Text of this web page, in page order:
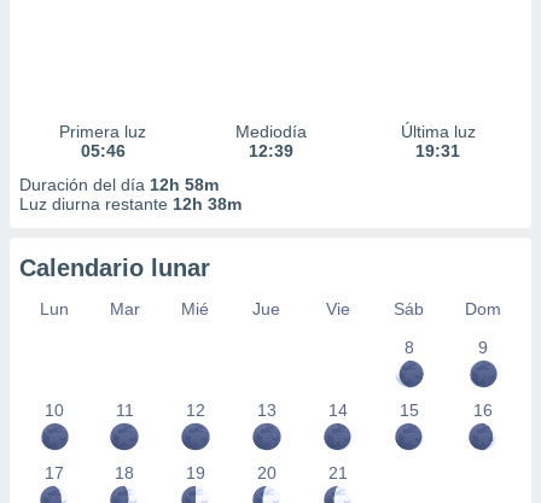
Primera luz
05:46
Mediodía
12:39
Última luz
19:31
Duración del día 12h 58m
Luz diurna restante 12h 38m
Calendario lunar
Lun Mar Mié Jue Vie Sáb
Dom
8
9
10 11 12 13 14 15 16
17 18 19 20 21